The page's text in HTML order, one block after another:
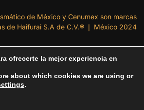
de México y Cenumex son marcas
de Haifurai S.A de C.V.® ❘ México 2024
ofrecerte la mejor experiencia en
about which cookies we are using or
.